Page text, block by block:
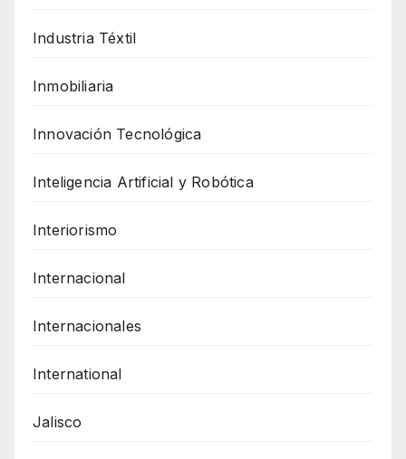
Industria Téxtil
Inmobiliaria
Innovación Tecnológica
Inteligencia Artificial y Robótica
Interiorismo
Internacional
Internacionales
International
Jalisco